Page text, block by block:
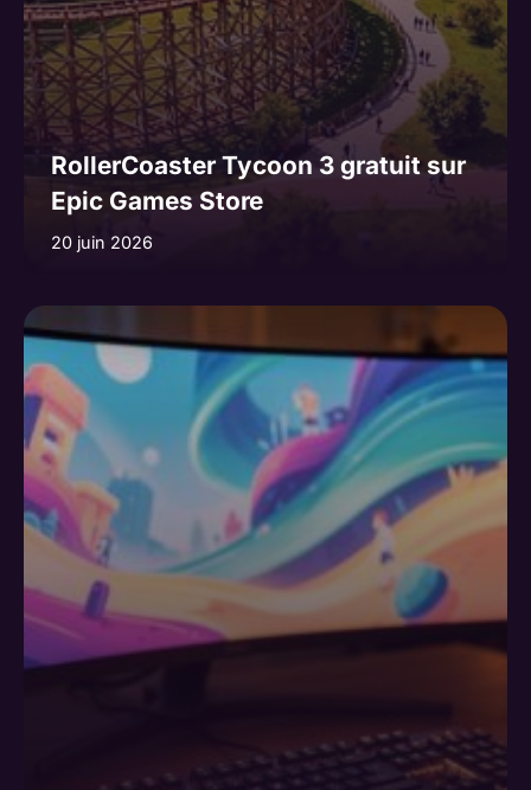
RollerCoaster Tycoon 3 gratuit sur
Epic Games Store
20 juin 2026